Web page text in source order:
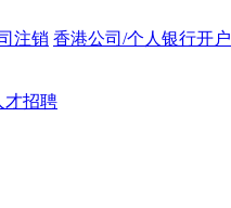
注销 香港公司/个人银行开户
才招聘